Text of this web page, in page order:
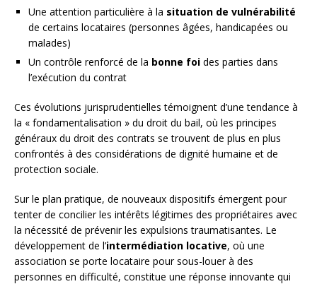
Une attention particulière à la situation de vulnérabilité
de certains locataires (personnes âgées, handicapées ou
malades)
Un contrôle renforcé de la bonne foi des parties dans
l’exécution du contrat
Ces évolutions jurisprudentielles témoignent d’une tendance à
la « fondamentalisation » du droit du bail, où les principes
généraux du droit des contrats se trouvent de plus en plus
confrontés à des considérations de dignité humaine et de
protection sociale.
Sur le plan pratique, de nouveaux dispositifs émergent pour
tenter de concilier les intérêts légitimes des propriétaires avec
la nécessité de prévenir les expulsions traumatisantes. Le
développement de l’intermédiation locative, où une
association se porte locataire pour sous-louer à des
personnes en difficulté, constitue une réponse innovante qui